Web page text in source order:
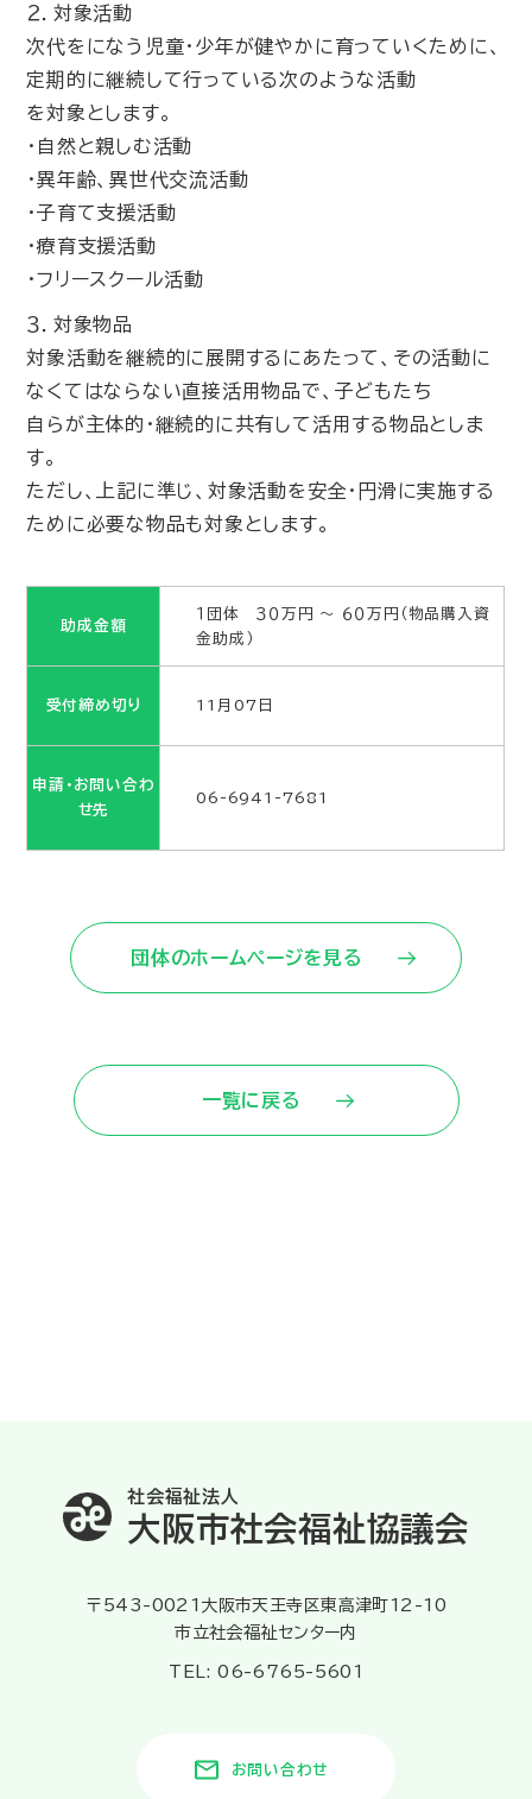
２．対象活動
次代をになう児童･少年が健やかに育っていくために、
定期的に継続して行っている次のような活動
を対象とします。
・自然と親しむ活動
・異年齢、異世代交流活動
・子育て支援活動
・療育支援活動
・フリースクール活動
３．対象物品
対象活動を継続的に展開するにあたって、その活動に
なくてはならない直接活用物品で、子どもたち
自らが主体的・継続的に共有して活用する物品としま
す。
ただし、上記に準じ、対象活動を安全・円滑に実施する
ために必要な物品も対象とします。
助成金額
１団体 ３０万円 ～ ６０万円（物品購入資
金助成）
受付締め切り 11月07日
申請・お問い合わ
せ先
06-6941-7681
団体のホームページを見る
一覧に戻る
社会福祉法人
大阪市社会福祉協議会
〒543-0021大阪市天王寺区東高津町12-10
市立社会福祉センター内
TEL: 06-6765-5601
お問い合わせ